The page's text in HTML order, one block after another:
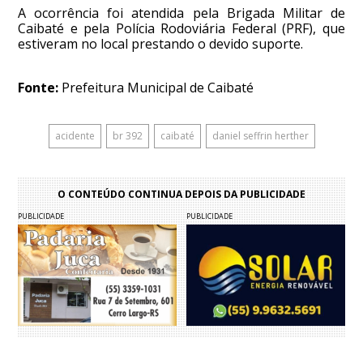
A ocorrência foi atendida pela Brigada Militar de
Caibaté e pela Polícia Rodoviária Federal (PRF), que
estiveram no local prestando o devido suporte.
Fonte: Prefeitura Municipal de Caibaté
acidente br 392 caibaté daniel seffrin herther
O CONTEÚDO CONTINUA DEPOIS DA PUBLICIDADE
PUBLICIDADE PUBLICIDADE